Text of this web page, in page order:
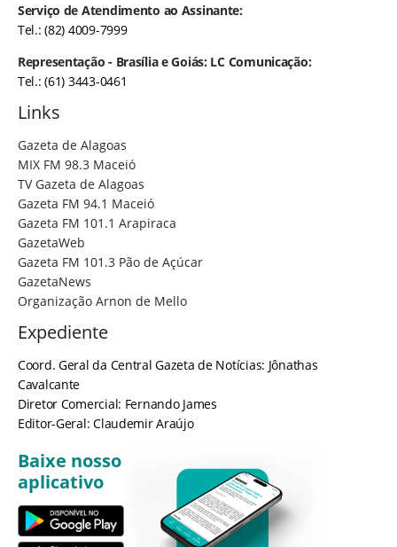
Serviço de Atendimento ao Assinante:
Tel.: (82) 4009-7999
Representação - Brasília e Goiás: LC Comunicação:
Tel.: (61) 3443-0461
Links
Gazeta de Alagoas
MIX FM 98.3 Maceió
TV Gazeta de Alagoas
Gazeta FM 94.1 Maceió
Gazeta FM 101.1 Arapiraca
GazetaWeb
Gazeta FM 101.3 Pão de Açúcar
GazetaNews
Organização Arnon de Mello
Expediente
Coord. Geral da Central Gazeta de Notícias: Jônathas
Cavalcante
Diretor Comercial: Fernando James
Editor-Geral: Claudemir Araújo
Baixe nosso
aplicativo